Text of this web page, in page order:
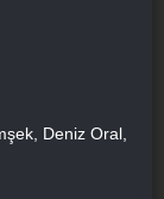
Deniz Oral,